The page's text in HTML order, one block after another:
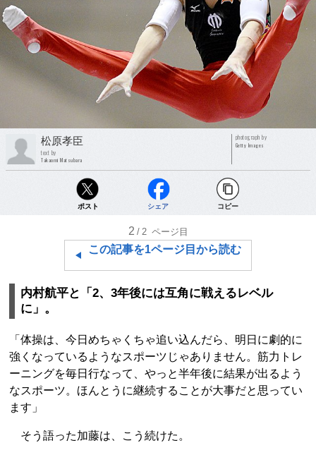
松原孝臣
text by
Takaomi Matsubara
photograph by
Getty Images
ポスト シェア コピー
2 /2 ページ目
この記事を1ページ目から読む
内村航平と「2、3年後には互角に戦えるレベル
に」。
「体操は、今日めちゃくちゃ追い込んだら、明日に劇的に
強くなっているようなスポーツじゃありません。筋力トレ
ーニングを毎日行なって、やっと半年後に結果が出るよう
なスポーツ。ほんとうに継続することが大事だと思ってい
ます」
そう語った加藤は、こう続けた。